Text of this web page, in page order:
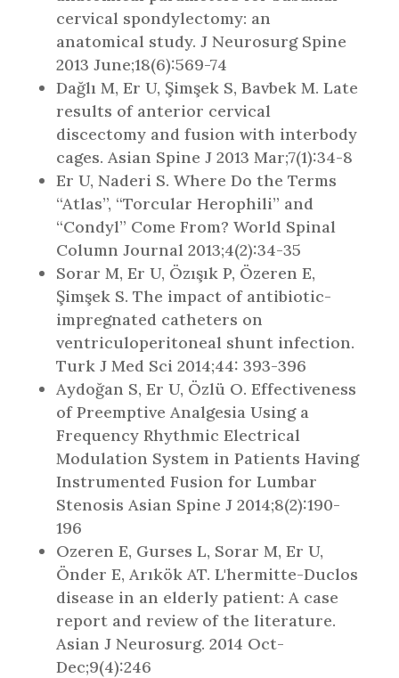
cervical spondylectomy: an
anatomical study. J Neurosurg Spine
2013 June;18(6):569-74
Dağlı M, Er U, Şimşek S, Bavbek M. Late
results of anterior cervical
discectomy and fusion with interbody
cages. Asian Spine J 2013 Mar;7(1):34-8
Er U, Naderi S. Where Do the Terms
“Atlas”, “Torcular Herophili” and
“Condyl” Come From? World Spinal
Column Journal 2013;4(2):34-35
Sorar M, Er U, Özışık P, Özeren E,
Şimşek S. The impact of antibiotic-
impregnated catheters on
ventriculoperitoneal shunt infection.
Turk J Med Sci 2014;44: 393-396
Aydoğan S, Er U, Özlü O. Effectiveness
of Preemptive Analgesia Using a
Frequency Rhythmic Electrical
Modulation System in Patients Having
Instrumented Fusion for Lumbar
Stenosis Asian Spine J 2014;8(2):190-
196
Ozeren E, Gurses L, Sorar M, Er U,
Önder E, Arıkök AT. L'hermitte-Duclos
disease in an elderly patient: A case
report and review of the literature.
Asian J Neurosurg. 2014 Oct-
Dec;9(4):246